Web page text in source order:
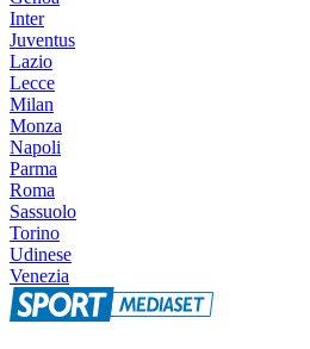
Inter
Juventus
Lazio
Lecce
Milan
Monza
Napoli
Parma
Roma
Sassuolo
Torino
Udinese
Venezia